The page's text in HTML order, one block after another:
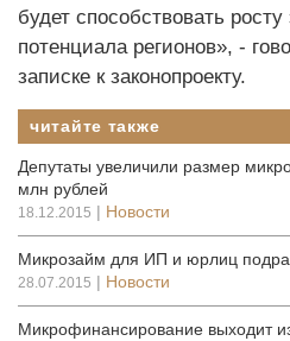
будет способствовать росту
потенциала регионов», -
записке к законопроекту.
читайте также
Депутаты увеличили размер
млн рублей
18.12.2015 | Новости
Микрозайм для ИП и юрлиц
28.07.2015 | Новости
Микрофинансирование выходит